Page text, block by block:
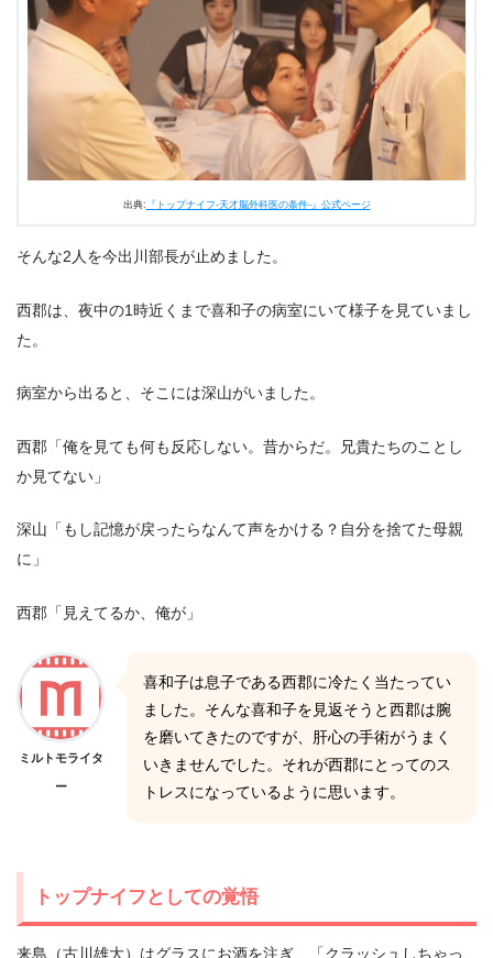
出典: 『トップナイフ-天才脳外科医の条件-』公式ページ
そんな2人を今出川部長が止めました。
西郡は、夜中の1時近くまで喜和子の病室にいて様子を見ていまし
た。
病室から出ると、そこには深山がいました。
西郡「俺を見ても何も反応しない。昔からだ。兄貴たちのことし
か見てない」
深山「もし記憶が戻ったらなんて声をかける？自分を捨てた母親
に」
西郡「見えてるか、俺が」
ミルトモライタ
ー
喜和子は息子である西郡に冷たく当たってい
ました。そんな喜和子を見返そうと西郡は腕
を磨いてきたのですが、肝心の手術がうまく
いきませんでした。それが西郡にとってのス
トレスになっているように思います。
トップナイフとしての覚悟
来島（古川雄大）はグラスにお酒を注ぎ、「クラッシュしちゃっ